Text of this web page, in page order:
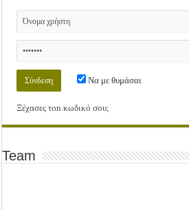
Να με θυμάσαι
Ξέχασες τοn κωδικό σου;
Team